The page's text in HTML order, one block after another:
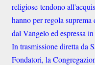
religiose tendono
hanno per regola
dal Vangelo ed espressa
In trasmissione diretta da
Fondatori, la